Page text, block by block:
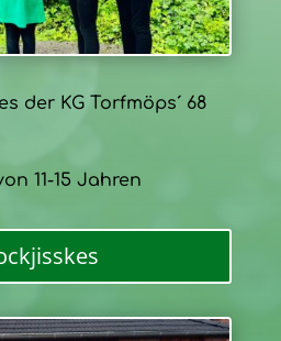
der KG Torfmöps´ 68
11-15 Jahren